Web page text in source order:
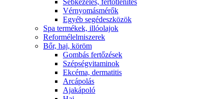
Sebkezelés, fertőtlenítés
Vérnyomásmérők
Egyéb segédeszközök
Spa termékek, illóolajok
Reformélelmiszerek
Bőr, haj, köröm
Gombás fertőzések
Szépségvitaminok
Ekcéma, dermatitis
Arcápolás
Ajakápoló